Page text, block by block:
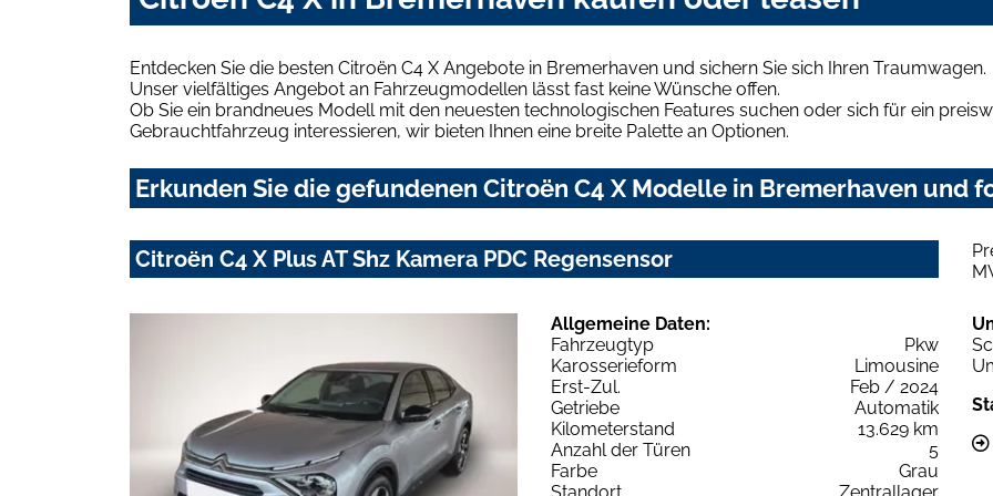
Entdecken Sie die besten Citroën C4 X Angebote in Bremerhaven und sichern Sie sich Ihren Traumwagen.
Unser vielfältiges Angebot an Fahrzeugmodellen lässt fast keine Wünsche offen.
Ob Sie ein brandneues Modell mit den neuesten technologischen Features suchen oder sich für ein
Gebrauchtfahrzeug interessieren, wir bieten Ihnen eine breite Palette an Optionen.
Erkunden Sie die gefundenen Citroën C4 X Modelle in Bremerhaven und
Citroën C4 X Plus AT Shz Kamera PDC Regensensor
Allgemeine Daten:
Fahrzeugtyp
Pkw
Karosserieform
Limousine
Erst-Zul.
Feb / 2024
Getriebe
Automatik
Kilometerstand
13.629 km
Anzahl der Türen
5
Farbe
Grau
Standort
Zentrallager